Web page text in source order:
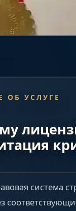
ОБ УСЛУГЕ
система